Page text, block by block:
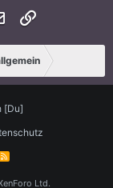
gebrauchen
E-Mail
[Du]
R
Ltd.